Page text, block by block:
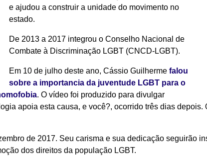
e ajudou a construir a unidade do movimento no
estado.
De 2013 a 2017 integrou o Conselho Nacional de
Combate à Discriminação LGBT (CNCD-LGBT).
Em 10 de julho deste ano, Cássio Guilherme falou
sobre a importancia da juventude LGBT para o
. O vídeo foi produzido para divulgar
apoia esta causa, e você?, ocorrido três dias depois.
de 2017. Seu carisma e sua dedicação seguirão
dos direitos da população LGBT.